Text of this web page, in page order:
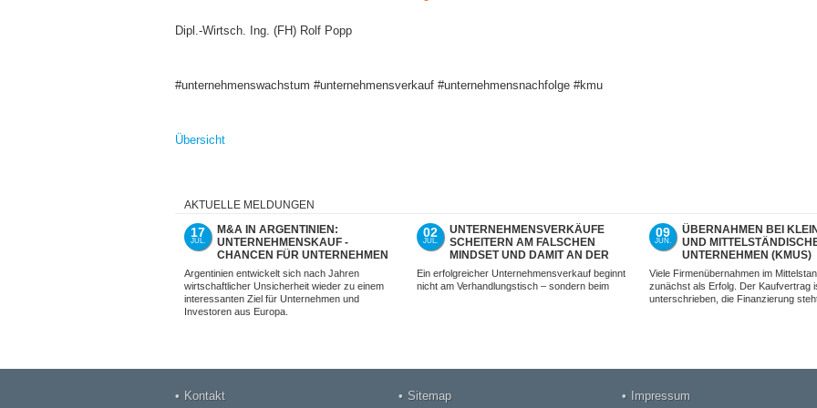
Dipl.-Wirtsch. Ing. (FH) Rolf Popp
#unternehmenswachstum #unternehmensverkauf #unternehmensnachfolge #kmu
Übersicht
AKTUELLE MELDUNGEN
17
JUL.
M&A IN ARGENTINIEN:
UNTERNEHMENSKAUF -
CHANCEN FÜR UNTERNEHMEN
UND INVESTOREN AUS EUROPA
Argentinien entwickelt sich nach Jahren
wirtschaftlicher Unsicherheit wieder zu einem
interessanten Ziel für Unternehmen und
Investoren aus Europa.
02
JUL.
UNTERNEHMENSVERKÄUFE
SCHEITERN AM FALSCHEN
MINDSET UND DAMIT AN DER
FALSCHEN VORBEREITUNG –
NICHT MIT UNS.
Ein erfolgreicher Unternehmensverkauf beginnt
nicht am Verhandlungstisch – sondern beim
09
JUN.
ÜBERNAHMEN BEI
UND
UNTERNEHMEN (KMUS)
SCHEITERN OFT ERST
SPÄTER
Viele Firmenübernahmen im
zunächst als Erfolg. Der Kaufvertrag
unterschrieben, die Finanzierung
Kontakt
Sitemap
Impressum